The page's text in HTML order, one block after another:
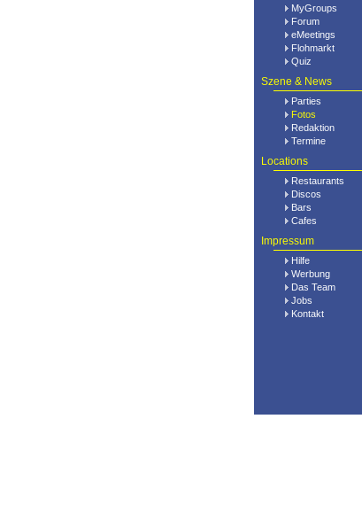
MyGroups
Forum
eMeetings
Flohmarkt
Quiz
Szene & News
Parties
Fotos
Redaktion
Termine
Locations
Restaurants
Discos
Bars
Cafes
Impressum
Hilfe
Werbung
Das Team
Jobs
Kontakt